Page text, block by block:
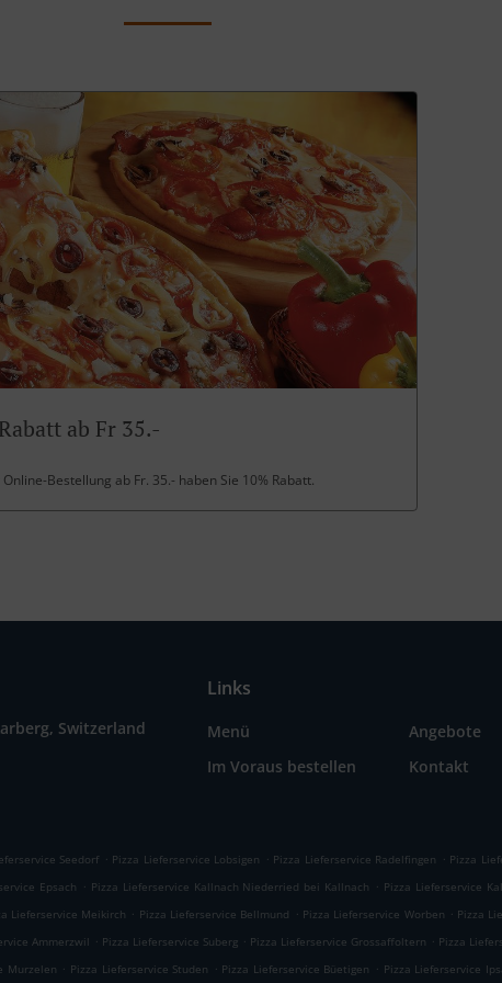
ab Fr 35.-
Bestellung ab Fr. 35.- haben Sie 10% Rabatt.
Switzerland
Links
Menü
Angebote
Im Voraus bestellen
Kontakt
Seedorf . Pizza Lieferservice Lobsigen . Pizza Lieferservice Radelfingen . Pizza
Epsach . Pizza Lieferservice Kallnach Niederried bei Kallnach . Pizza Lieferservice
Lieferservice Meikirch . Pizza Lieferservice Bellmund . Pizza Lieferservice Worben . Pizza
Ammerzwil . Pizza Lieferservice Suberg . Pizza Lieferservice Grossaffoltern . Pizza
Murzelen . Pizza Lieferservice Studen . Pizza Lieferservice Büetigen . Pizza Lieferservice